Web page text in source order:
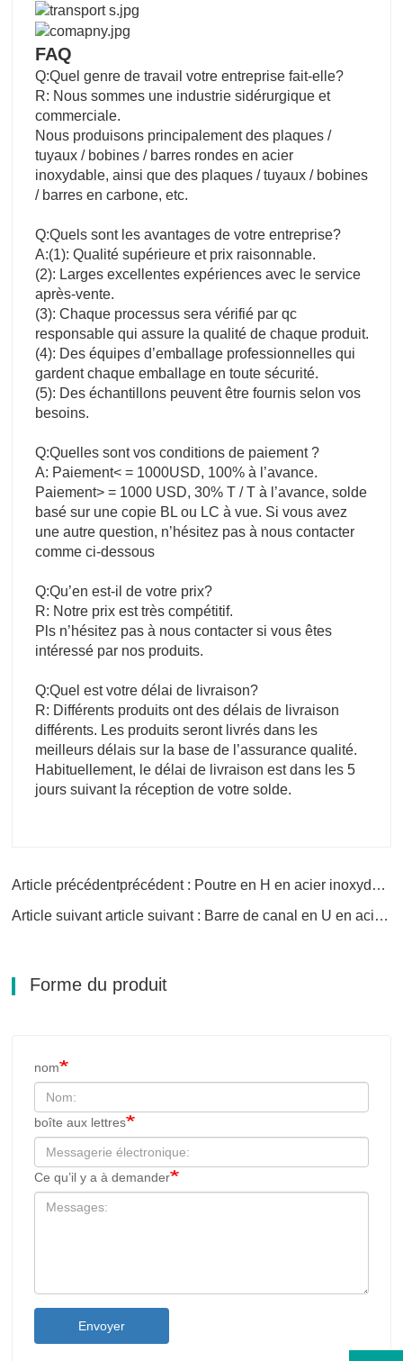
FAQ
Q:Quel genre de travail votre entreprise fait-elle?
R: Nous sommes une industrie sidérurgique et
commerciale.
Nous produisons principalement des plaques /
tuyaux / bobines / barres rondes en acier
inoxydable, ainsi que des plaques / tuyaux / bobines
/ barres en carbone, etc.
Q:Quels sont les avantages de votre entreprise?
A:(1): Qualité supérieure et prix raisonnable.
(2): Larges excellentes expériences avec le service
après-vente.
(3): Chaque processus sera vérifié par qc
responsable qui assure la qualité de chaque produit.
(4): Des équipes d’emballage professionnelles qui
gardent chaque emballage en toute sécurité.
(5): Des échantillons peuvent être fournis selon vos
besoins.
Q:Quelles sont vos conditions de paiement ?
A: Paiement< = 1000USD, 100% à l’avance.
Paiement> = 1000 USD, 30% T / T à l’avance, solde
basé sur une copie BL ou LC à vue. Si vous avez
une autre question, n’hésitez pas à nous contacter
comme ci-dessous
Q:Qu’en est-il de votre prix?
R: Notre prix est très compétitif.
Pls n’hésitez pas à nous contacter si vous êtes
intéressé par nos produits.
Q:Quel est votre délai de livraison?
R: Différents produits ont des délais de livraison
différents. Les produits seront livrés dans les
meilleurs délais sur la base de l’assurance qualité.
Habituellement, le délai de livraison est dans les 5
jours suivant la réception de votre solde.
Article précédentprécédent : Poutre en H en acier inoxydable
Article suivant article suivant : Barre de canal en U en acier inoxydable
Forme du produit
nom
boîte aux lettres
Ce qu’il y a à demander
Envoyer